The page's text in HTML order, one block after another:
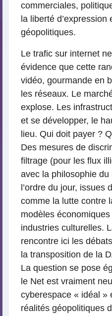
commerciales,
la liberté
géopolitiques.
Le trafic sur internet
évidence que cette
vidéo, gourmande en
les réseaux. Le
explose. Les
et se développer, le
lieu. Qui doit payer ?
Des mesures de
filtrage (pour les flux
avec la philosophie
l’ordre du jour, issues
comme la lutte contre
modèles
industries culturelles.
rencontre ici les
la transposition de la
La question se pose
le Net est vraiment
cyberespace « idéal »
réalités géopolitiques